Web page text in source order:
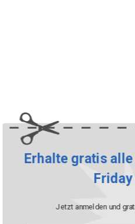
Erhalte gratis
Jetzt anmelden und